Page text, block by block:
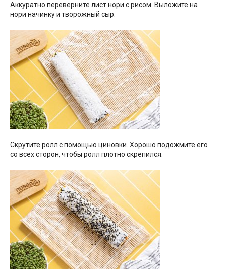
Аккуратно переверните лист нори с рисом. Выложите на
нори начинку и творожный сыр.
Скрутите ролл с помощью циновки. Хорошо подожмите его
со всех сторон, чтобы ролл плотно скрепился.